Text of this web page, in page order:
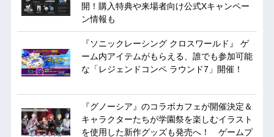
開！購入特典や来場者向け公式Xキャンペー
ン情報も
『ソニックレーシング クロスワールド』 ゲ
ーム内アイテムがもらえる、誰でも参加可能
な「レジェンドコンペ ラウンド7」開催！
『グノーシア』のコラボカフェが開催決定＆
キャラクターたちが学園祭を楽しむイラスト
を使用した新作グッズも発売へ！ ゲームプ